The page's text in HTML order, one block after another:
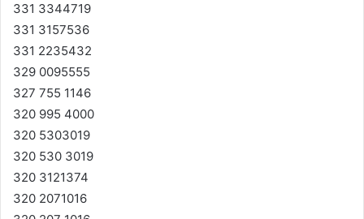
331 3344719
331 3157536
331 2235432
329 0095555
327 755 1146
320 995 4000
320 5303019
320 530 3019
320 3121374
320 2071016